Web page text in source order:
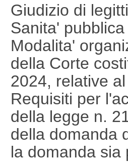
Giudizio di
Sanita'
Modalita'
della Corte
2024, relative
Requisiti per
della legge n.
della domanda
la domanda sia